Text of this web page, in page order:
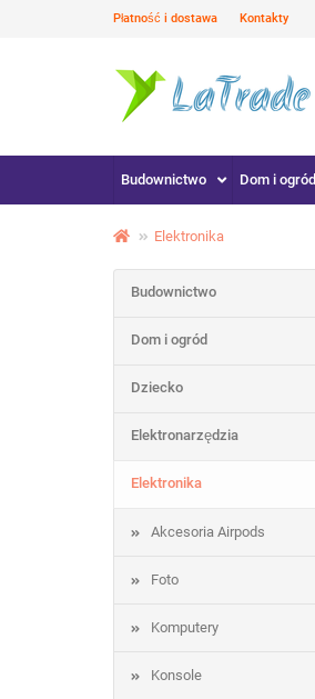
Płatność i dostawa Kontakty
Budownictwo Dom i ogród
Elektronika
Budownictwo
Dom i ogród
Dziecko
Elektronarzędzia
Elektronika
Akcesoria Airpods
Foto
Komputery
Konsole